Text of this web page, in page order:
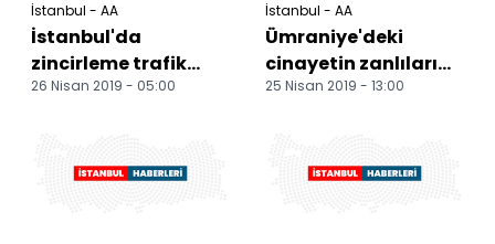
İstanbul - AA
İstanbul'da
zincirleme trafik
kazası: 1 yaralı
26 Nisan 2019 - 05:00
İstanbul - AA
Ümraniye'deki
cinayetin zanlıları
yakalandı
25 Nisan 2019 - 13:00